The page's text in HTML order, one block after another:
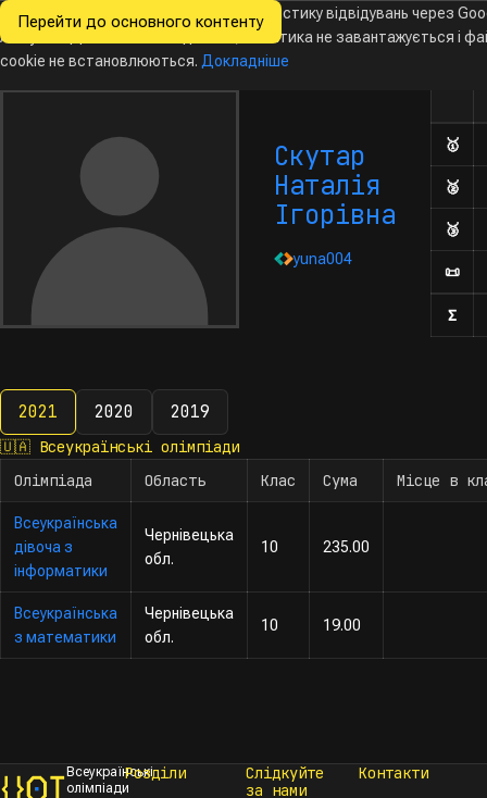
Перейти до основного контенту
Всеукраїнські
з інформатики
НовиниОлімпіадиКалендарБаза даних
Скутар
Наталія
Ігорівна
yuna004
🥇
🥈
🥉
📜
Σ
2021 2020 2019
2021
🇺🇦 Всеукраїнські олімпіади
Олімпіада
Область Клас Сума Місце в
Всеукраїнська
дівоча з
інформатики
Чернівецька
обл.
10 235.00
Всеукраїнська
з математики
Чернівецька
обл.
10 19.00
Всеукраїнські
олімпіади
Розділи
Слідкуйте
за нами
Контакти
Ми хочемо збирати знеособлену статистику відвідувань через
Analytics. Доки ви не погодитесь, аналітика не завантажується і
cookie не встановлюються. Докладніше